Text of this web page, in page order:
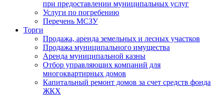
при предоставлении муниципальных услуг
Услуги по погребению
Перечень МСЗУ
Торги
Продажа, аренда земельных и лесных участков
Продажа муниципального имущества
Аренда муниципальной казны
Отбор управляющих компаний для
многоквартирных домов
Капитальный ремонт домов за счет средств фонда
ЖКХ